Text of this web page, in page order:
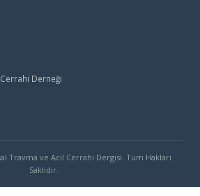
Derneği
Travma ve Acil Cerrahi Dergisi. Tüm Hakları
Saklıdır.